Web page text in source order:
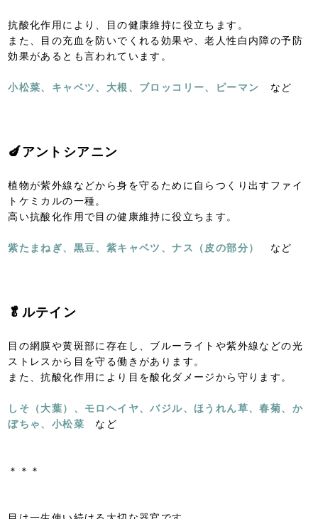
抗酸化作用により、目の健康維持に役立ちます。
また、目の充血を防いでくれる効果や、老人性白内障の予防
効果があるとも言われています。
小松菜、キャベツ、大根、ブロッコリー、ピーマン など
🍆アントシアニン
植物が紫外線などから身を守るために自らつくり出すファイ
トケミカルの一種。
高い抗酸化作用で目の健康維持に役立ちます。
紫たまねぎ、黒豆、紫キャベツ、ナス（皮の部分） など
🥬ルテイン
目の網膜や黄斑部に存在し、ブルーライトや紫外線などの光
ストレスから目を守る働きがあります。
また、抗酸化作用により目を酸化ダメージから守ります。
しそ（大葉）、モロヘイヤ、バジル、ほうれん草、春菊、か
ぼちゃ、小松菜 など
＊＊＊